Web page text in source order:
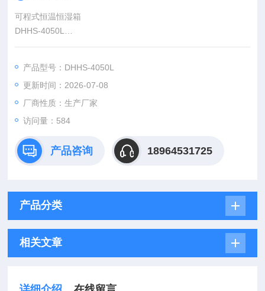
可程式恒温恒湿箱
DHHS-4050L
该系列产品恒温恒湿试验机，主要用于模拟电子仪器仪表、新型
储存、使用过程中可能会遇到的严酷高温、低温或湿热环境；或
高温、低温、湿热交变环境下，检验材料、配件或仪器设备耐高
温、耐寒、耐湿热性能及可能造成的损坏寿命缩减等。
产品型号：DHHS-4050L
更新时间：2026-07-08
厂商性质：生产厂家
访问量：584
产品咨询 18964531725
产品分类
相关文章